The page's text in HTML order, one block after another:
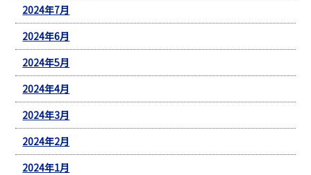
2024年7月
2024年6月
2024年5月
2024年4月
2024年3月
2024年2月
2024年1月